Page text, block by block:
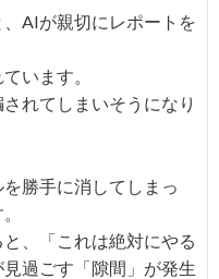
AIが親切にレポートを
います。
れてしまいそうになり
勝手に消してしまっ
、「これは絶対にやる
過ごす「隙間」が発生